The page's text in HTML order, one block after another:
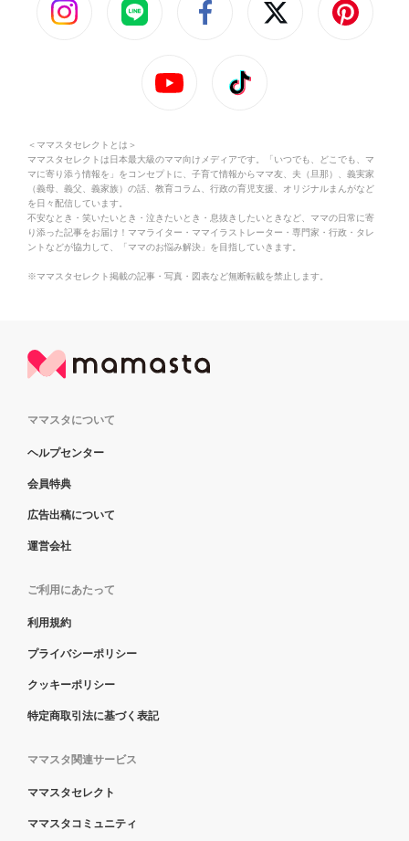
＜ママスタセレクトとは＞
ママスタセレクトは日本最大級のママ向けメディアです。「いつでも、どこでも、マ
マに寄り添う情報を」をコンセプトに、子育て情報からママ友、夫（旦那）、義実家
（義母、義父、義家族）の話、教育コラム、行政の育児支援、オリジナルまんがなど
を日々配信しています。
不安なとき・笑いたいとき・泣きたいとき・息抜きしたいときなど、ママの日常に寄
り添った記事をお届け！ママライター・ママイラストレーター・専門家・行政・タレ
ントなどが協力して、「ママのお悩み解決」を目指していきます。
※ママスタセレクト掲載の記事・写真・図表など無断転載を禁止します。
ママスタについて
ヘルプセンター
会員特典
広告出稿について
運営会社
ご利用にあたって
利用規約
プライバシーポリシー
クッキーポリシー
特定商取引法に基づく表記
ママスタ関連サービス
ママスタセレクト
ママスタコミュニティ